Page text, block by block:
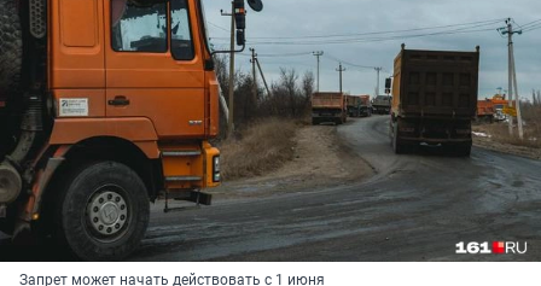
Запрет может начать действовать с 1 июня